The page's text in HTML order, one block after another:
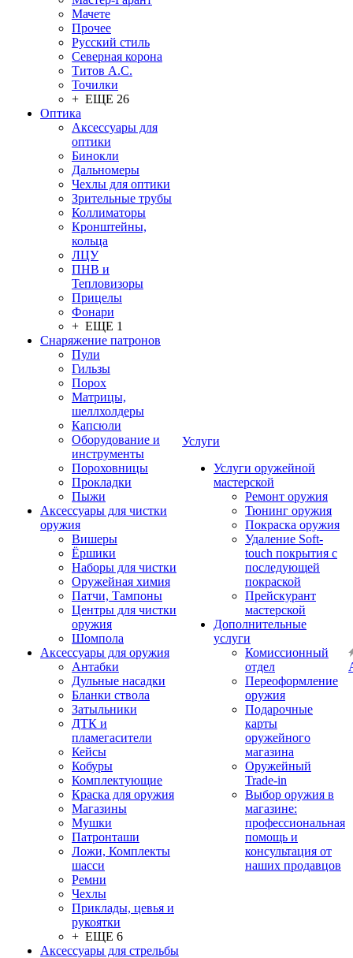
Мачете
Прочее
Русский стиль
Северная корона
Титов А.С.
Точилки
+ ЕЩЕ 26
Оптика
Аксессуары для
оптики
Бинокли
Дальномеры
Чехлы для оптики
Зрительные трубы
Коллиматоры
Кронштейны,
кольца
ЛЦУ
ПНВ и
Тепловизоры
Прицелы
Фонари
+ ЕЩЕ 1
Снаряжение патронов
Пули
Гильзы
Порох
Матрицы,
шеллхолдеры
Капсюли
Оборудование и
инструменты
Пороховницы
Прокладки
Пыжи
Аксессуары для чистки
оружия
Вишеры
Ёршики
Наборы для чистки
Оружейная химия
Патчи, Тампоны
Центры для чистки
оружия
Шомпола
Аксессуары для оружия
Антабки
Дульные насадки
Бланки ствола
Затыльники
ДТК и
пламегасители
Кейсы
Кобуры
Комплектующие
Краска для оружия
Магазины
Мушки
Патронташи
Ложи, Комплекты
шасси
Ремни
Чехлы
Приклады, цевья и
рукоятки
+ ЕЩЕ 6
Аксессуары для стрельбы
Услуги
Услуги оружейной
мастерской
Ремонт оружия
Тюнинг оружия
Покраска оружия
Удаление Soft-
touch покрытия с
последующей
покраской
Прейскурант
мастерской
Дополнительные
услуги
Комиссионный
отдел
Переоформление
оружия
Подарочные
карты
оружейного
магазина
Оружейный
Trade-in
Выбор оружия в
магазине:
профессиональная
помощь и
консультация от
наших продавцов